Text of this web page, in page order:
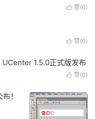
 赞(0)
 赞(0)
1.5.0正式版发布
 赞(0)
！